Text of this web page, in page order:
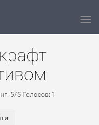
5/5 Голосов: 1